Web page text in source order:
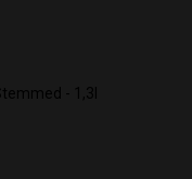
- 1,3l